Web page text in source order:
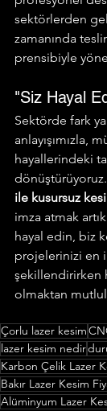
sektörlerden
zamanında
prensibiyle
"Siz Hayal
Sektörde fark
anlayışımızla,
hayallerindeki
dönüştürüyoruz.
ile kusursuz
imza atmak
hayal edin, biz
projelerinizi en
şekillendirirken
olmaktan
Çorlu lazer kesim
lazer kesim nedir
Karbon Çelik Lazer
Bakır Lazer Kesim
Alüminyum Lazer